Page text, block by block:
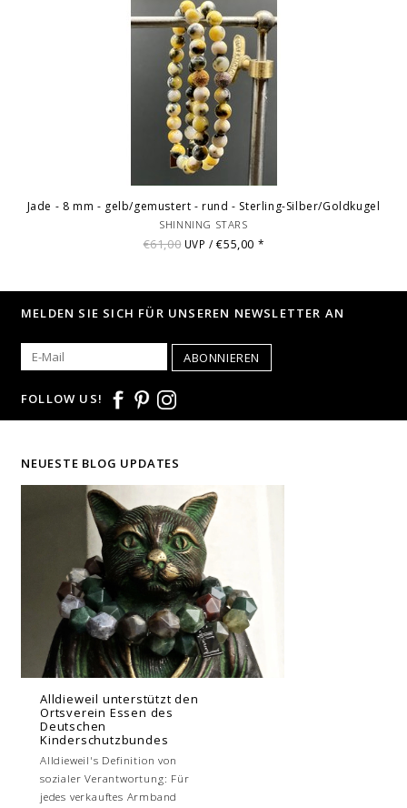
Jade - 8 mm - gelb/gemustert - rund - Sterling-Silber/Goldkugel
SHINNING STARS
€61,00 UVP / €55,00 *
MELDEN SIE SICH FÜR UNSEREN NEWSLETTER AN
ABONNIEREN
FOLLOW US!
NEUESTE BLOG UPDATES
Alldieweil unterstützt den
Ortsverein Essen des
Deutschen
Kinderschutzbundes
Alldieweil's Definition von
sozialer Verantwortung: Für
jedes verkauftes Armband